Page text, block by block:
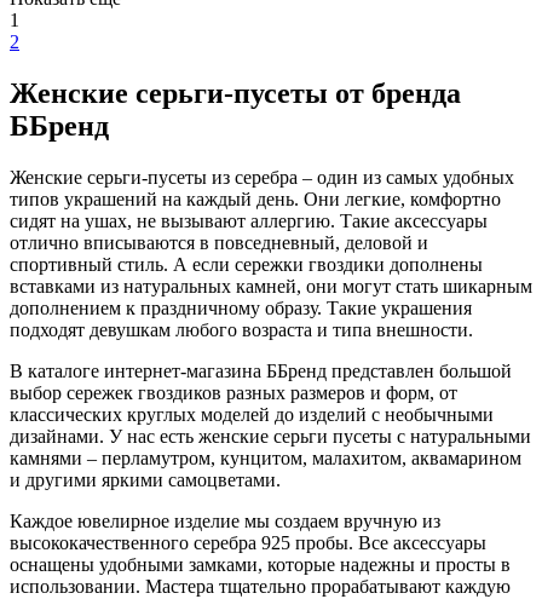
1
2
Женские серьги-пусеты от бренда
ББренд
Женские серьги-пусеты из серебра – один из самых удобных
типов украшений на каждый день. Они легкие, комфортно
сидят на ушах, не вызывают аллергию. Такие аксессуары
отлично вписываются в повседневный, деловой и
спортивный стиль. А если сережки гвоздики дополнены
вставками из натуральных камней, они могут стать шикарным
дополнением к праздничному образу. Такие украшения
подходят девушкам любого возраста и типа внешности.
В каталоге интернет-магазина ББренд представлен большой
выбор сережек гвоздиков разных размеров и форм, от
классических круглых моделей до изделий с необычными
дизайнами. У нас есть женские серьги пусеты с натуральными
камнями – перламутром, кунцитом, малахитом, аквамарином
и другими яркими самоцветами.
Каждое ювелирное изделие мы создаем вручную из
высококачественного серебра 925 пробы. Все аксессуары
оснащены удобными замками, которые надежны и просты в
использовании. Мастера тщательно прорабатывают каждую